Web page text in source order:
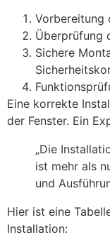
Vorbereitung
Überprüfung
Sichere
Eine korrekte
der Fenster. Ein
„Die
ist mehr als
und
Hier ist eine
Installation: